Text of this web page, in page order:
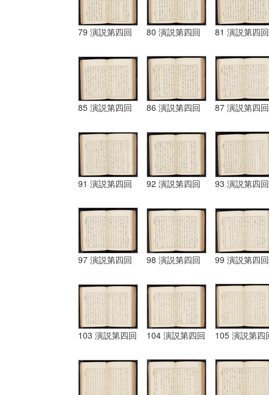
79 演説第四回 80 演説第四回 81 演説第四回
85 演説第四回 86 演説第四回 87 演説第四回
91 演説第四回 92 演説第四回 93 演説第四回
97 演説第四回 98 演説第四回 99 演説第四回
103 演説第四回 104 演説第四回 105 演説第四